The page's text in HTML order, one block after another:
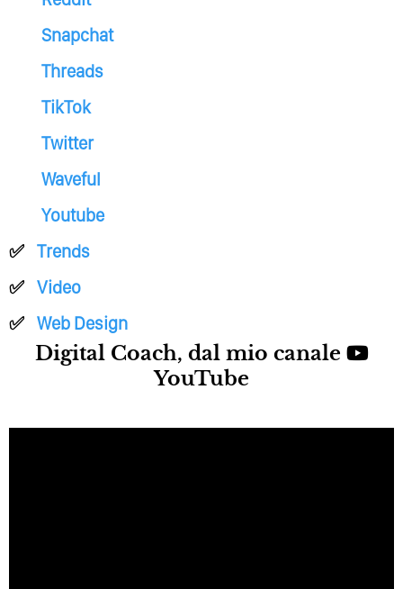
Snapchat
Threads
TikTok
Twitter
Waveful
Youtube
Trends
Video
Web Design
Digital Coach, dal mio canale
YouTube